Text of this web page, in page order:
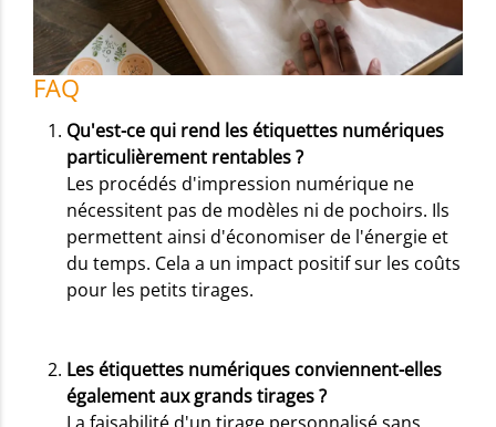
FAQ
Qu'est-ce qui rend les étiquettes numériques
particulièrement rentables ?
Les procédés d'impression numérique ne
nécessitent pas de modèles ni de pochoirs. Ils
permettent ainsi d'économiser de l'énergie et
du temps. Cela a un impact positif sur les coûts
pour les petits tirages.
Les étiquettes numériques conviennent-elles
également aux grands tirages ?